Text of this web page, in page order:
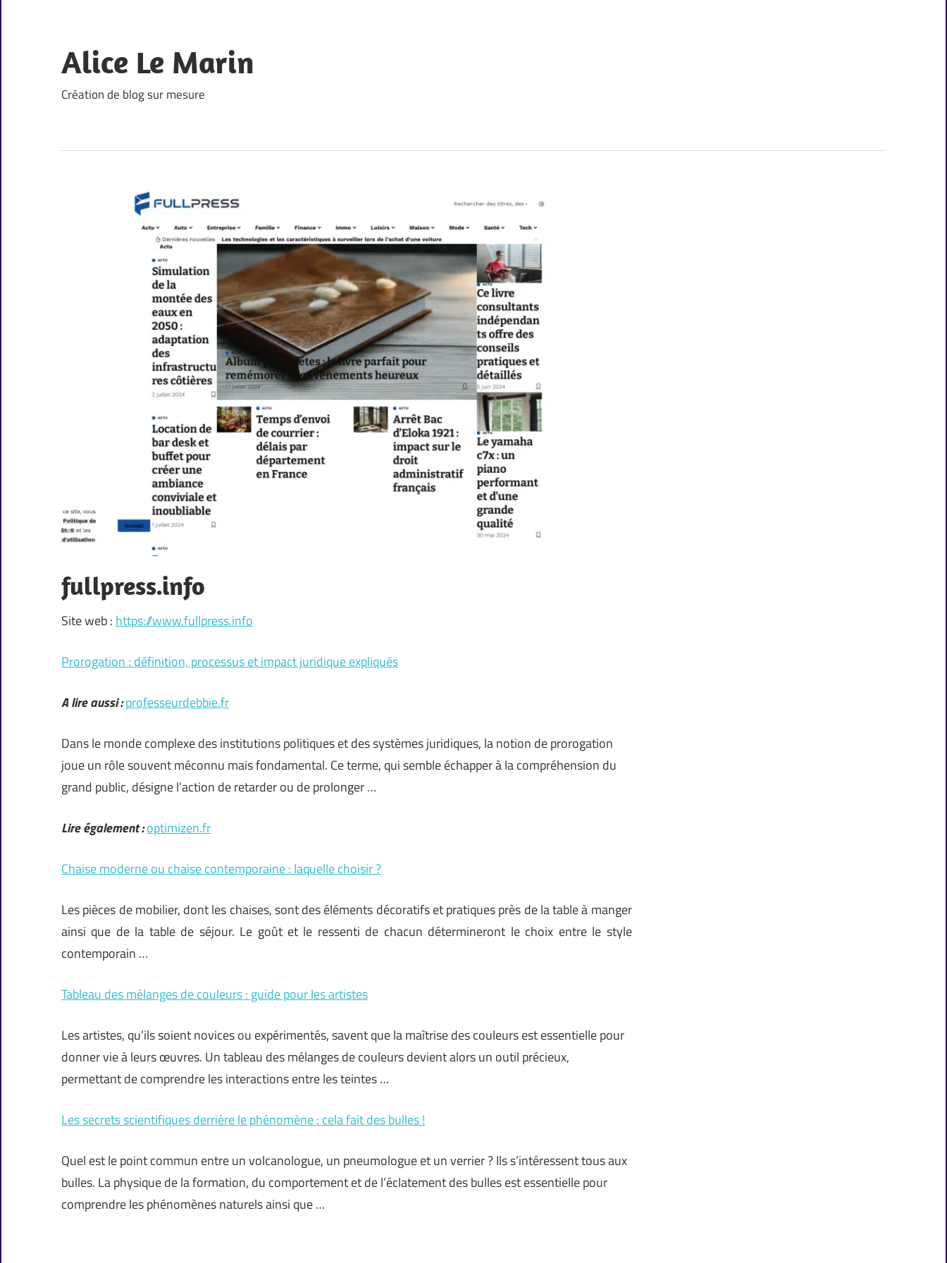
content
Alice Le Marin
Création de blog sur mesure
fullpress.info
Site web : https://www.fullpress.info
Prorogation : définition, processus et impact juridique expliqués
A lire aussi :professeurdebbie.fr
Dans le monde complexe des institutions politiques et des systèmes juridiques, la notion de prorogation
joue un rôle souvent méconnu mais fondamental. Ce terme, qui semble échapper à la compréhension du
grand public, désigne l’action de retarder ou de prolonger …
Lire également :optimizen.fr
Chaise moderne ou chaise contemporaine : laquelle choisir ?
Les pièces de mobilier, dont les chaises, sont des éléments décoratifs et pratiques près de la table à manger
ainsi que de la table de séjour. Le goût et le ressenti de chacun détermineront le choix entre le style
contemporain …
Tableau des mélanges de couleurs : guide pour les artistes
Les artistes, qu’ils soient novices ou expérimentés, savent que la maîtrise des couleurs est essentielle pour
donner vie à leurs œuvres. Un tableau des mélanges de couleurs devient alors un outil précieux,
permettant de comprendre les interactions entre les teintes …
Les secrets scientifiques derrière le phénomène : cela fait des bulles !
Quel est le point commun entre un volcanologue, un pneumologue et un verrier ? Ils s’intéressent tous aux
bulles. La physique de la formation, du comportement et de l’éclatement des bulles est essentielle pour
comprendre les phénomènes naturels ainsi que …